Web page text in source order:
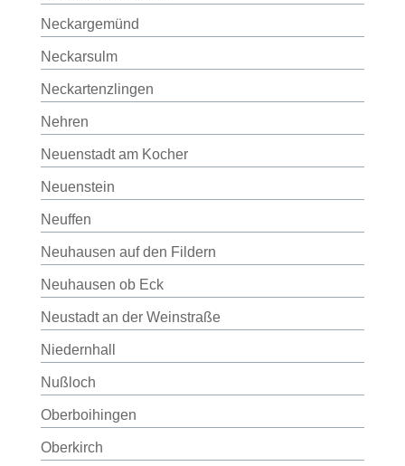
Neckargemünd
Neckarsulm
Neckartenzlingen
Nehren
Neuenstadt am Kocher
Neuenstein
Neuffen
Neuhausen auf den Fildern
Neuhausen ob Eck
Neustadt an der Weinstraße
Niedernhall
Nußloch
Oberboihingen
Oberkirch